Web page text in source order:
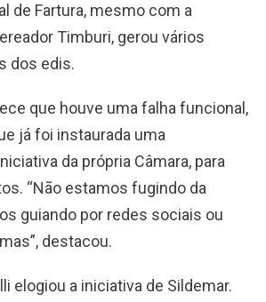
de Fartura, mesmo com a
Timburi, gerou vários
dos edis.
que houve uma falha funcional,
já foi instaurada uma
da própria Câmara, para
“Não estamos fugindo da
guiando por redes sociais ou
destacou.
elogiou a iniciativa de Sildemar.